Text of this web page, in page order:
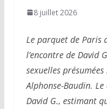
8 juillet 2026
Le parquet de Paris
l’encontre de David
sexuelles
Alphonse-Baudin.
David G., estimant